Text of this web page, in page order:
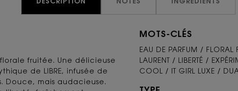
DESCRIPTION NOTES INGRÉDIENTS
florale fruitée. Une délicieuse
de LIBRE, infusée de
Douce, mais audacieuse.
MOTS-CLÉS
EAU DE PARFUM / FLORAL
LAURENT / LIBERTÉ /
COOL / IT GIRL LUXE /